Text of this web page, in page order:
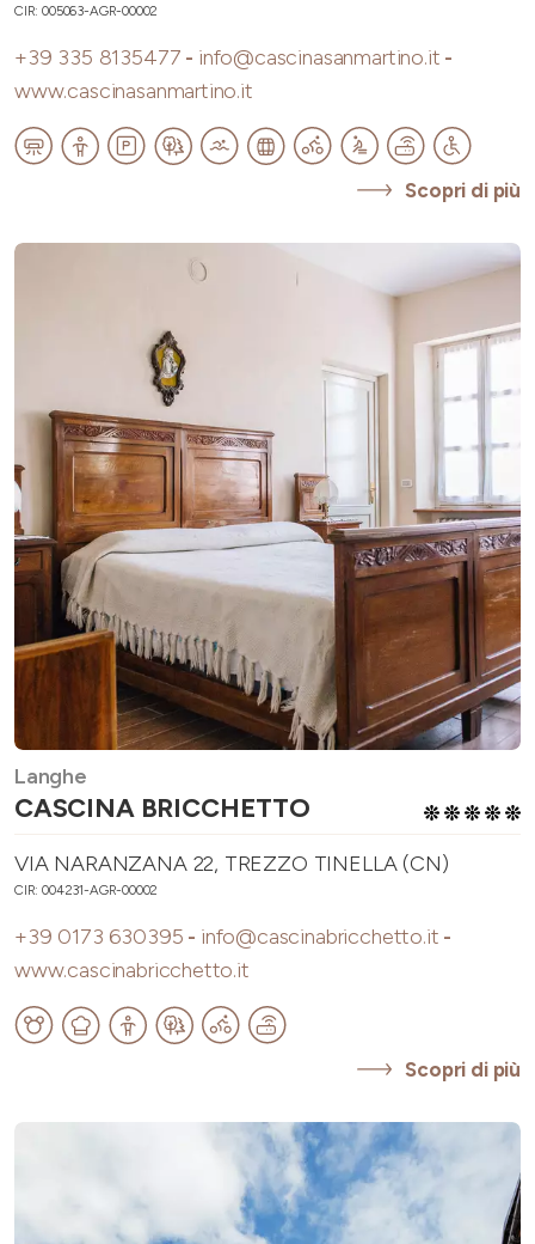
CIR: 005063-AGR-00002
+39 335 8135477 - info@cascinasanmartino.it -
www.cascinasanmartino.it
Scopri di più
Langhe
CASCINA BRICCHETTO
VIA NARANZANA 22, TREZZO TINELLA (CN)
CIR: 004231-AGR-00002
+39 0173 630395 - info@cascinabricchetto.it -
www.cascinabricchetto.it
Scopri di più